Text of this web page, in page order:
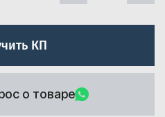
КП
о товаре